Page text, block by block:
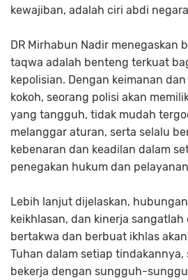
kewajiban, adalah ciri abdi
DR Mirhabun Nadir menegaskan
taqwa adalah benteng terkuat
kepolisian. Dengan keimanan
kokoh, seorang polisi akan
yang tangguh, tidak mudah
melanggar aturan, serta selalu
kebenaran dan keadilan dalam
penegakan hukum dan
Lebih lanjut dijelaskan,
keikhlasan, dan kinerja sangatlah
bertakwa dan berbuat ikhlas
Tuhan dalam setiap tindakannya,
bekerja dengan sungguh-